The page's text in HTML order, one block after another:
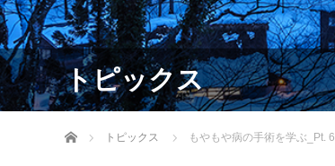
トピックス
ホーム トピックス もやもや病の手術を学ぶ_Pt. 6